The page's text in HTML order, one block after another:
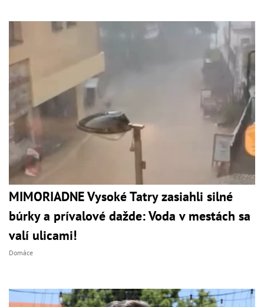
MIMORIADNE Vysoké Tatry zasiahli silné
búrky a prívalové dažde: Voda v mestách sa
valí ulicami!
Domáce